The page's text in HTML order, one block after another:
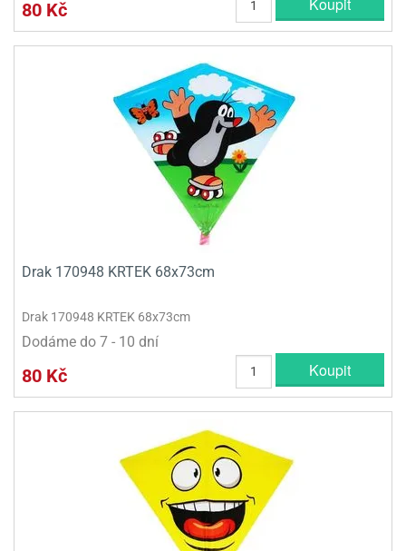
80 Kč Koupit
Drak 170948 KRTEK 68x73cm
Drak 170948 KRTEK 68x73cm
Dodáme do 7 - 10 dní
80 Kč Koupit